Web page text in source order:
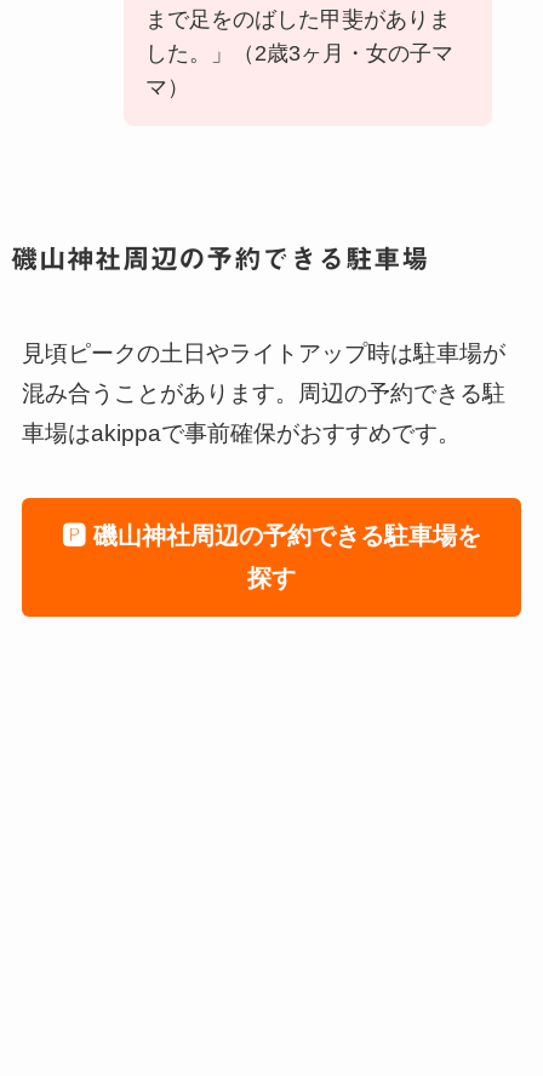
まで足をのばした甲斐がありま
した。」（2歳3ヶ月・女の子マ
マ）
磯山神社周辺の予約できる駐車場
見頃ピークの土日やライトアップ時は駐車場が
混み合うことがあります。周辺の予約できる駐
車場はakippaで事前確保がおすすめです。
🅿️ 磯山神社周辺の予約できる駐車場を
探す